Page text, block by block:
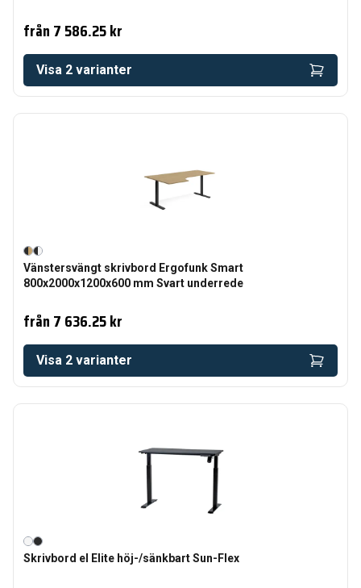
från7 586.25 kr
Visa 2 varianter
Vänstersvängt skrivbord Ergofunk Smart
800x2000x1200x600 mm Svart underrede
från7 636.25 kr
Visa 2 varianter
Skrivbord el Elite höj-/sänkbart Sun-Flex